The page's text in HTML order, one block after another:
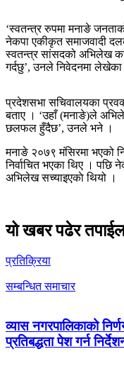
‘स्वतन्त्र रुपमा मनाङे
नेकपा एकीकृत समाजवादी
स्वतन्त्र सांसदको अभिलेख
गर्दछु’, उनले निवेदनमा
प्रदेशसभा सचिवालयका
बताए । ‘उहाँ (मनाङे)ले
छलफल हुँदैछ’, उनले भने ।
मनाङे २०७९ मंसिरमा भएको
निर्वाचित भएका थिए ।
अभिलेख सच्याइएकाे थियो ।
यो खबर पढेर
प्रतिक्रिया
सम्बन्धित समाचार
व्यास नगरपालिकाको
प्रतिबद्धता पेश गर्न